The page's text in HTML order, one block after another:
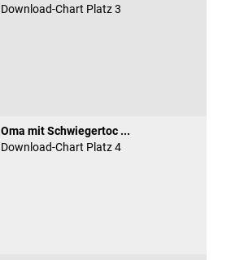
Download-Chart Platz 3
Oma mit Schwiegertoc ...
Download-Chart Platz 4